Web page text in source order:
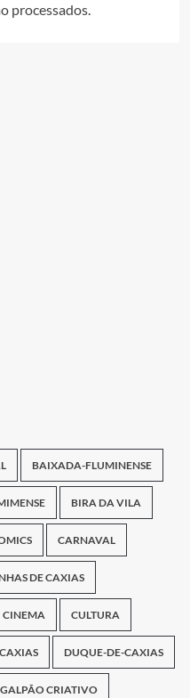
processados.
BAIXADA-FLUMINENSE
BIRA DA VILA
CARNAVAL
DE CAXIAS
CINEMA CULTURA
DUQUE-DE-CAXIAS
CRIATIVO